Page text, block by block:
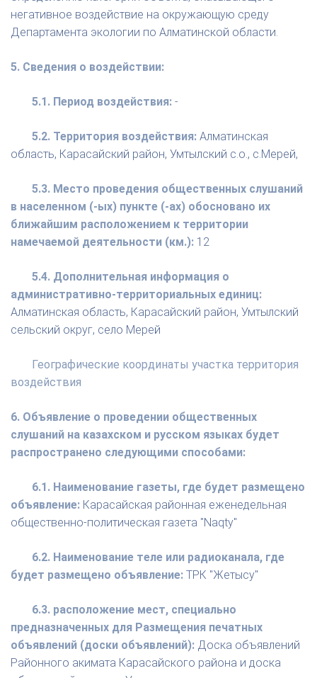
5. Сведения о воздействии:
5.1. Период воздействия: -
5.2. Территория воздействия: Алматинская
область, Карасайский район, Умтылский с.о., с.Мерей,
5.3. Место проведения общественных слушаний
в населенном (-ых) пункте (-ах) обосновано их
ближайшим расположением к территории
намечаемой деятельности (км.): 12
5.4. Дополнительная информация о
административно-территориальных единиц:
Алматинская область, Карасайский район, Умтылский
сельский округ, село Мерей
Географические координаты участка территория
воздействия
6. Объявление о проведении общественных
слушаний на казахском и русском языках будет
распространено следующими способами:
6.1. Наименование газеты, где будет размещено
объявление: Карасайская районная еженедельная
общественно-политическая газета "Naqty"
6.2. Наименование теле или радиоканала, где
будет размещено объявление: ТРК "Жетысу"
6.3. расположение мест, специально
предназначенных для Размещения печатных
объявлений (доски объявлений): Доска объявлений
Районного акимата Карасайского района и доска